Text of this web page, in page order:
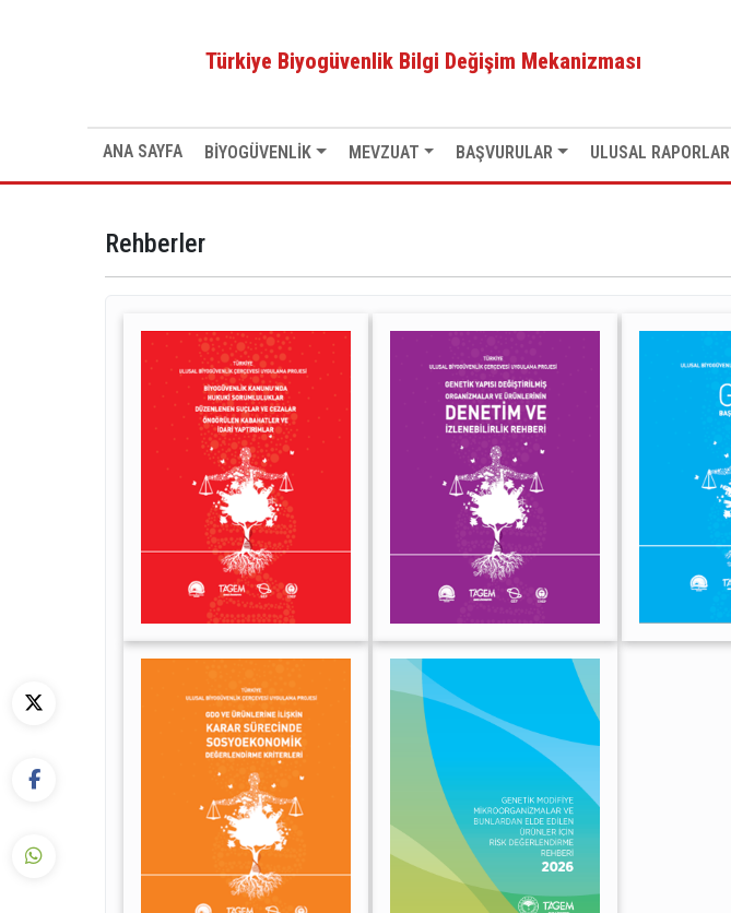
Türkiye Biyogüvenlik Bilgi Değişim Mekanizması
ANA SAYFA BİYOGÜVENLİK MEVZUAT BAŞVURULAR ULUSAL RAPORLAR
Rehberler